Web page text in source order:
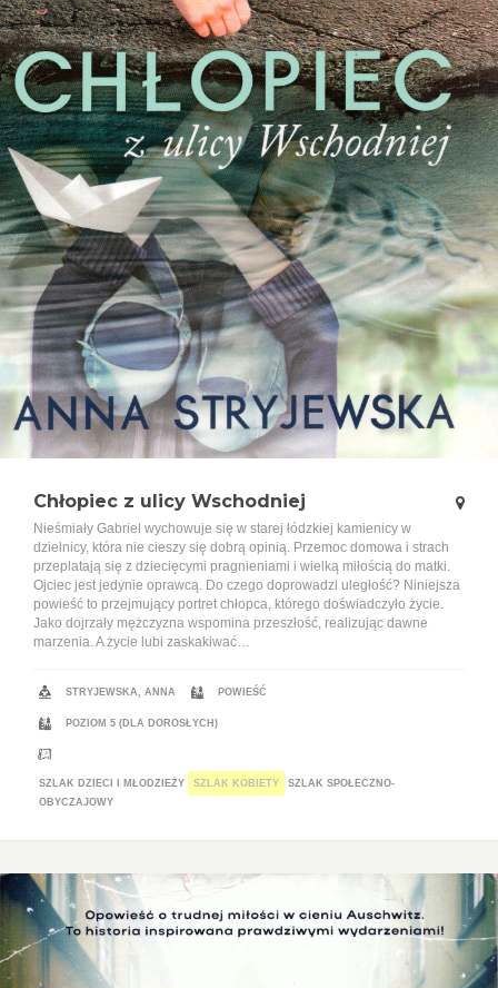
Chłopiec z ulicy Wschodniej
Nieśmiały Gabriel wychowuje się w starej łódzkiej kamienicy w
dzielnicy, która nie cieszy się dobrą opinią. Przemoc domowa i strach
przeplatają się z dziecięcymi pragnieniami i wielką miłością do matki.
Ojciec jest jedynie oprawcą. Do czego doprowadzi uległość? Niniejsza
powieść to przejmujący portret chłopca, którego doświadczyło życie.
Jako dojrzały mężczyzna wspomina przeszłość, realizując dawne
marzenia. A życie lubi zaskakiwać…
STRYJEWSKA, ANNA POWIEŚĆ
POZIOM 5 (DLA DOROSŁYCH)
SZLAK DZIECI I MŁODZIEŻY SZLAK KOBIETY
SZLAK SPOŁECZNO-
OBYCZAJOWY